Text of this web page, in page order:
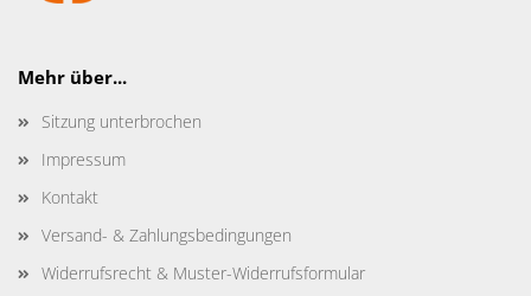
Mehr über...
Sitzung unterbrochen
Impressum
Kontakt
Versand- & Zahlungsbedingungen
Widerrufsrecht & Muster-Widerrufsformular